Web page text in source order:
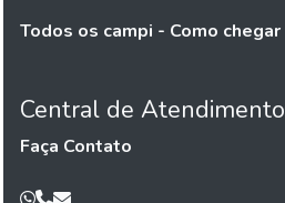
Todos os campi - Como chegar
Central de Atendimento
Faça Contato